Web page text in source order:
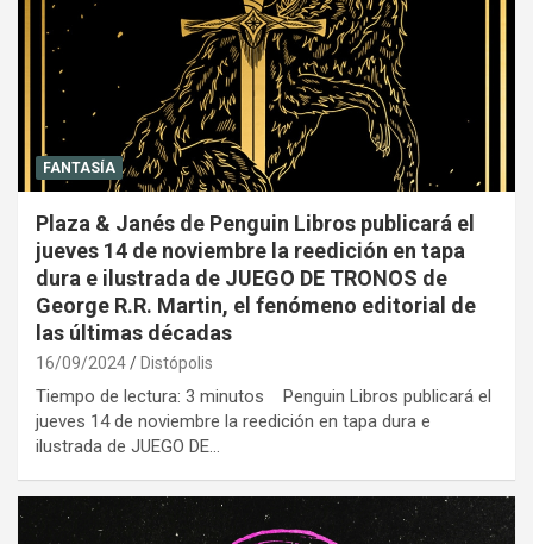
FANTASÍA
Plaza & Janés de Penguin Libros publicará el
jueves 14 de noviembre la reedición en tapa
dura e ilustrada de JUEGO DE TRONOS de
George R.R. Martin, el fenómeno editorial de
las últimas décadas
16/09/2024 Distópolis
Tiempo de lectura: 3 minutos Penguin Libros publicará el
jueves 14 de noviembre la reedición en tapa dura e
ilustrada de JUEGO DE…